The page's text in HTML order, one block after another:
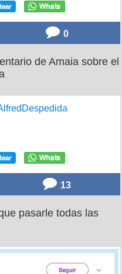
0
de Amaia sobre el
13
pasarle todas las